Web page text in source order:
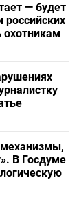
— будет
российских
охотникам
механизмы,
В Госдуме